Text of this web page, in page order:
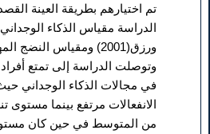
تم اختيارهم بطريقة العينة
الدراسة مقياس الذكاء
ورزق(2001) ومقياس
وتوصلت الدراسة إلى تمتع
في مجالات الذكاء الوجداني
الانفعالات مرتفع بينما مستوى
من المتوسط في حين كان